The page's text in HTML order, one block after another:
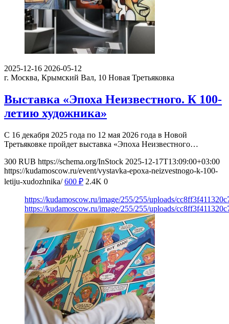
2025-12-16 2026-05-12
г. Москва, Крымский Вал, 10 Новая Третьяковка
Выставка «Эпоха Неизвестного. К 100-
летию художника»
С 16 декабря 2025 года по 12 мая 2026 года в Новой
Третьяковке пройдет выставка «Эпоха Неизвестного…
300 RUB https://schema.org/InStock 2025-12-17T13:09:00+03:00
https://kudamoscow.ru/event/vystavka-epoxa-neizvestnogo-k-100-
letiju-xudozhnika/ 600 ₽ 2.4K 0
https://kudamoscow.ru/image/255/255/uploads/
https://kudamoscow.ru/image/255/255/uploads/